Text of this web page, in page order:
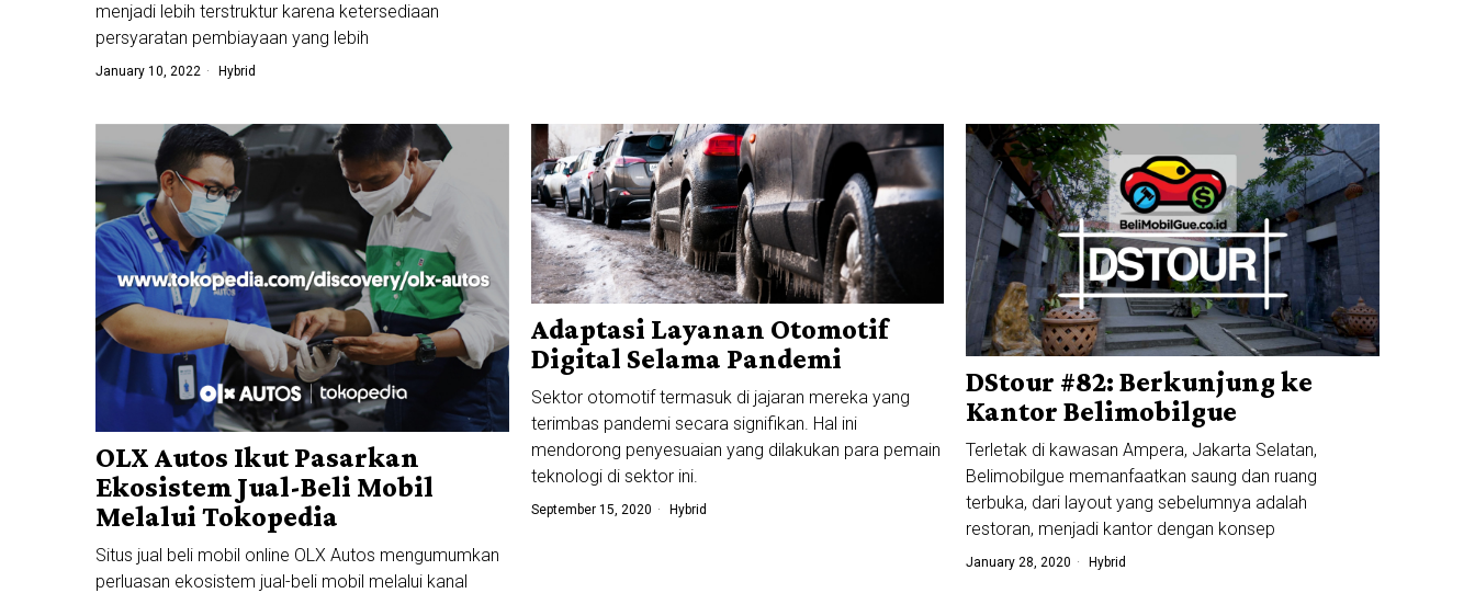
menjadi lebih terstruktur karena ketersediaan
persyaratan pembiayaan yang lebih
January 10, 2022 Hybrid
OLX Autos Ikut Pasarkan
Ekosistem Jual-Beli Mobil
Melalui Tokopedia
Situs jual beli mobil online OLX Autos mengumumkan
perluasan ekosistem jual-beli mobil melalui kanal
Adaptasi Layanan Otomotif
Digital Selama Pandemi
Sektor otomotif termasuk di jajaran mereka yang
terimbas pandemi secara signifikan. Hal ini
mendorong penyesuaian yang dilakukan para pemain
teknologi di sektor ini.
September 15, 2020 Hybrid
DStour #82: Berkunjung ke
Kantor Belimobilgue
Terletak di kawasan Ampera, Jakarta Selatan,
Belimobilgue memanfaatkan saung dan ruang
terbuka, dari layout yang sebelumnya adalah
restoran, menjadi kantor dengan konsep
January 28, 2020 Hybrid